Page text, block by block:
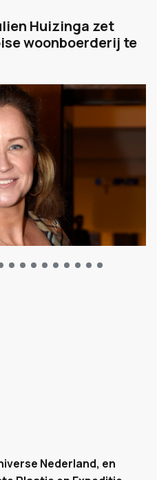
Huizinga zet
woonboerderij te
Nederland, en